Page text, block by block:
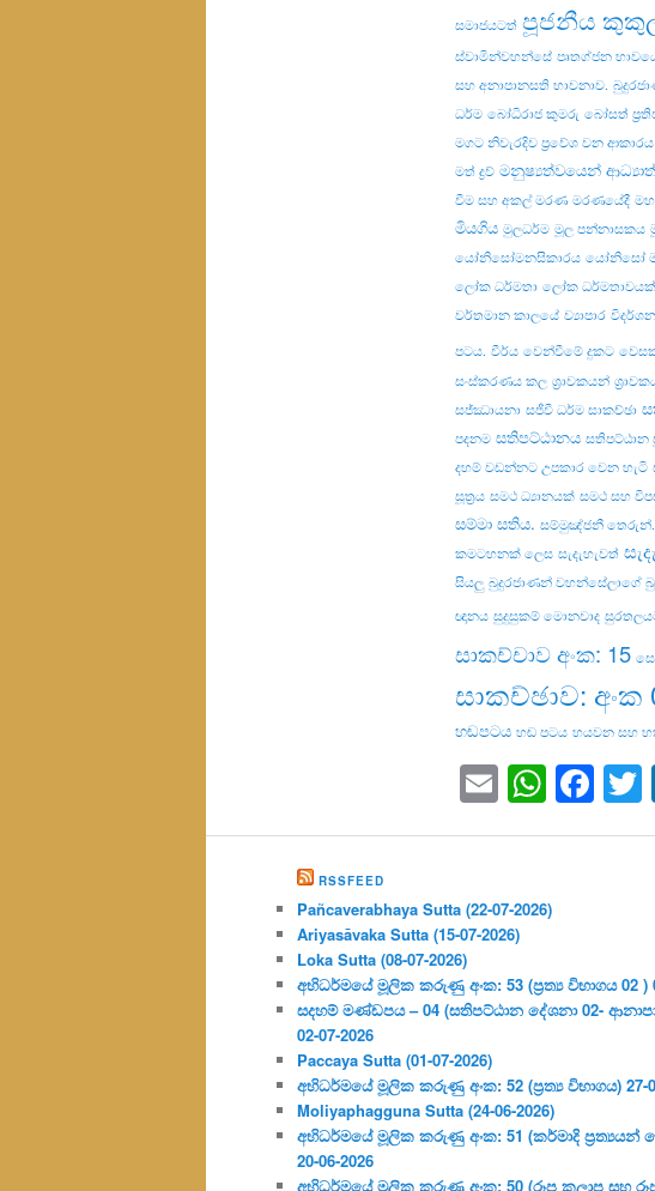
සමාජයටත් පූජනීය
ස්වාමින්වහන්සේ පෘතග්ජන
සහ අනාපානසති භාවනාව.
ධර්ම බෝධිරාජ කුමරු බෝසත්
මගට නිවැරදිව ප්‍රවේශ වන ආකාරය
මත් ද්‍රව්‍ මනුෂ්‍යත්වයෙන්
වීම සහ අකල් මරණ මරණයේදී
මියගිය මුලධර්ම මූල පන්නාසකය
යෝනිසෝමනසිකාරය යෝනිසෝ
ලෝක ධර්මතා ලෝක ධර්මතාවයක්
වර්තමාන කාලයේ ව්‍යාපාර
පටය. වීර්ය වෙන්වීමේ දුකට
සංස්කරණය කල ශ්‍රාවකයන්
සජ්ඣායනා සජීවී ධර්ම සාකච්ඡා
පදනම සතිපට්ඨානය සතිපට්ඨාන
දහම් වඩන්නට උපකාර වෙන හැටි
සූත්‍රය සමථ ධ්‍යානයක් සමථ සහ
සම්මා සතිය. සම්මුඤ්ජනී තෙරුන්.
කමටහනක් ලෙස සැදැහැවත්
සියලු බුදුරජාණන් වහන්සේලාගේ
ඥානය සුදුසුකම් මොනවාද
සාකච්චාව අංක: 15
සාකච්ඡාව: අංක
හඬපටය හඬ පටය හයවන සහ
Email
RSSFEED
Pañcaverabhaya Sutta (22-07-2026)
Ariyasāvaka Sutta (15-07-2026)
Loka Sutta (08-07-2026)
අභිධර්මයේ මූලික කරුණු අංක: 53 (ප්‍ර‍ත්‍ය විභාගය 02 )
සදහම් මණ්ඩපය – 04 (සතිපට්ඨාන දේශනා 02-
02-07-2026
Paccaya Sutta (01-07-2026)
අභිධර්මයේ මූලික කරුණු අංක: 52 (ප්‍ර‍ත්‍ය විභාගය) 27-
Moliyaphagguna Sutta (24-06-2026)
අභිධර්මයේ මූලික කරුණු අංක: 51 (කර්මාදි ප්‍ර‍ත්‍යයන්
20-06-2026
අභිධර්මයේ මූලික කරුණු අංක: 50 (රූප කලාප සහ